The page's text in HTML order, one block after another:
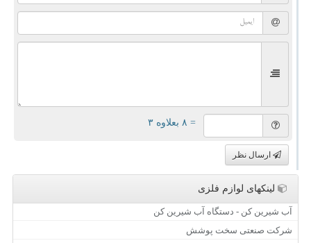
= ۸ بعلاوه ۳
ارسال نظر
لینکهای لوازم فلزی
آب شیرین کن - دستگاه آب شیرین کن
شرکت صنعتی سخت پوشش